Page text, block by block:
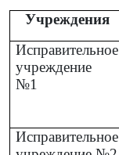
Учреждения
Исправительное
учреждение
№1
Исправительное